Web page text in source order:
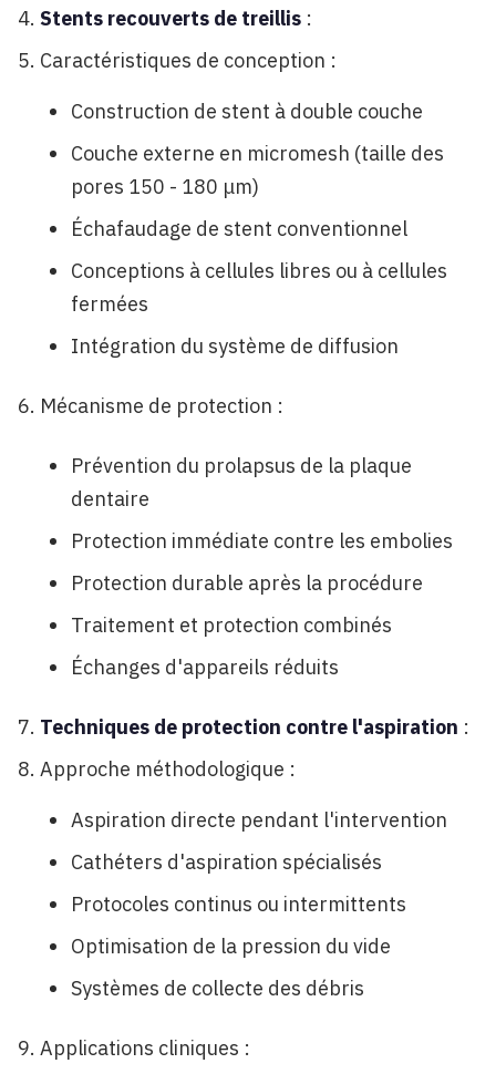
Stents recouverts de treillis :
Caractéristiques de conception :
Construction de stent à double couche
Couche externe en micromesh (taille des
pores 150 - 180 μm)
Échafaudage de stent conventionnel
Conceptions à cellules libres ou à cellules
fermées
Intégration du système de diffusion
Mécanisme de protection :
Prévention du prolapsus de la plaque
dentaire
Protection immédiate contre les embolies
Protection durable après la procédure
Traitement et protection combinés
Échanges d'appareils réduits
Techniques de protection contre l'aspiration :
Approche méthodologique :
Aspiration directe pendant l'intervention
Cathéters d'aspiration spécialisés
Protocoles continus ou intermittents
Optimisation de la pression du vide
Systèmes de collecte des débris
Applications cliniques :